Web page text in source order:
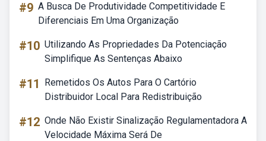
#9 A Busca De Produtividade Competitividade E
Diferenciais Em Uma Organização
#10 Utilizando As Propriedades Da Potenciação
Simplifique As Sentenças Abaixo
#11
Remetidos Os Autos Para O Cartório
Distribuidor Local Para Redistribuição
#12 Onde Não Existir Sinalização Regulamentadora A
Velocidade Máxima Será De